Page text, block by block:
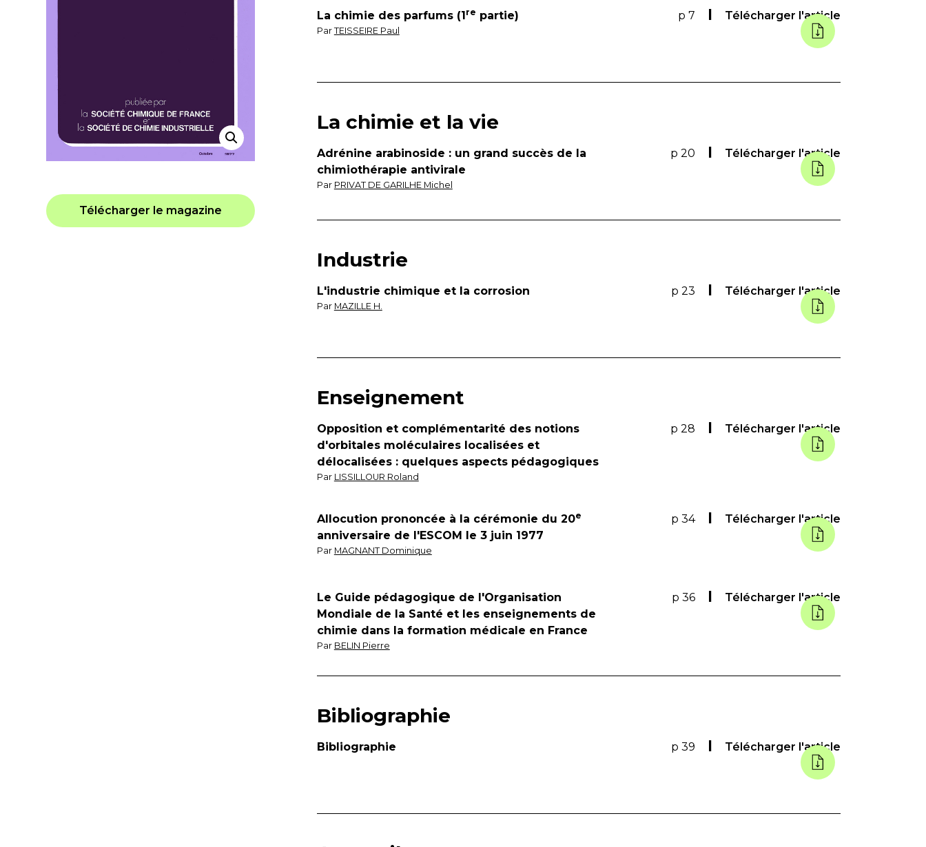
Télécharger le magazine
La chimie des parfums (1re partie)
Par TEISSEIRE Paul
p 7 Télécharger l'article
La chimie et la vie
Adrénine arabinoside : un grand succès de la
chimiothérapie antivirale
Par PRIVAT DE GARILHE Michel
p 20 Télécharger l'article
Industrie
L'industrie chimique et la corrosion
Par MAZILLE H.
p 23 Télécharger l'article
Enseignement
Opposition et complémentarité des notions
d'orbitales moléculaires localisées et
délocalisées : quelques aspects pédagogiques
Par LISSILLOUR Roland
p 28 Télécharger l'article
Allocution prononcée à la cérémonie du 20e
anniversaire de l'ESCOM le 3 juin 1977
Par MAGNANT Dominique
p 34 Télécharger l'article
Le Guide pédagogique de l'Organisation
Mondiale de la Santé et les enseignements de
chimie dans la formation médicale en France
Par BELIN Pierre
p 36 Télécharger l'article
Bibliographie
Bibliographie p 39 Télécharger l'article